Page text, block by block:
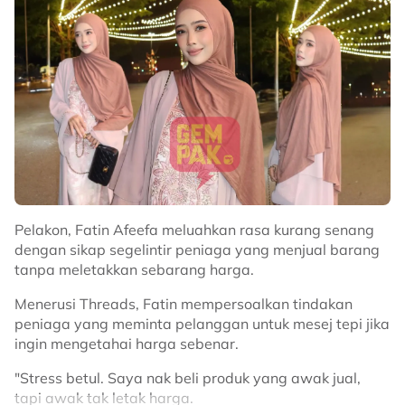
Menerusi hantaran sama, Fatin turut menitipkan doa
agar Allah SWT mengampunkan segala dosa arwah
dan menempatkannya dalam kalangan orang yang
beriman.
“Ya Allah, dengan segala rahmat-Mu, ampunkanlah
segala kekurangan dan kesilapannya. Ganjarilah
segala kebaikan yang telah dibawanya dalam
kehidupan orang lain.
“Terangilah kuburnya dengan cahaya, ketenangan dan
keselesaan serta tempatkanlah dia dalam kalangan
insan yang Engkau cintai.
“Baba menghabiskan hidupnya dengan berbuat baik
kepada kami. Maka, berbuat baiklah kepadanya.
Amin,” tulisnya lagi.
Terdahulu, Fatin berkongsi berita duka mengenai
bapanya yang menghembuskan nafas terakhir dunia
Pelakon, Fatin Afeefa meluahkan rasa kurang senang
dengan sikap segelintir peniaga yang menjual barang
tanpa meletakkan sebarang harga.
Menerusi Threads, Fatin mempersoalkan tindakan
peniaga yang meminta pelanggan untuk mesej tepi jika
ingin mengetahai harga sebenar.
"Stress betul. Saya nak beli produk yang awak jual,
tapi awak tak letak harga.